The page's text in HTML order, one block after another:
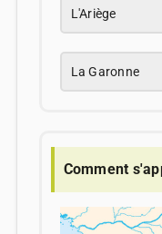
L'Ariège
La Garonne
Comment